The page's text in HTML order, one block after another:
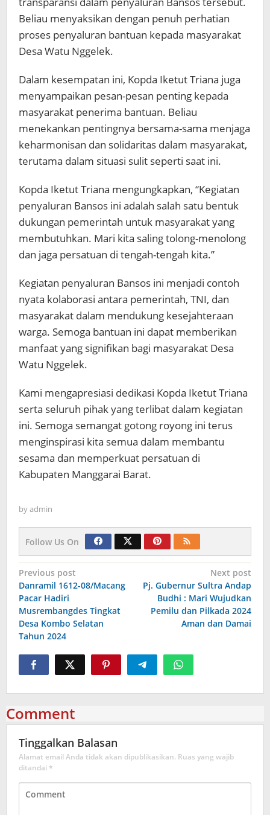
Beliau menyaksikan dengan penuh perhatian
proses penyaluran bantuan kepada masyarakat
Desa Watu Nggelek.
Dalam kesempatan ini, Kopda Iketut Triana juga
menyampaikan pesan-pesan penting kepada
masyarakat penerima bantuan. Beliau
menekankan pentingnya bersama-sama menjaga
keharmonisan dan solidaritas dalam masyarakat,
terutama dalam situasi sulit seperti saat ini.
Kopda Iketut Triana mengungkapkan, “Kegiatan
penyaluran Bansos ini adalah salah satu bentuk
dukungan pemerintah untuk masyarakat yang
membutuhkan. Mari kita saling tolong-menolong
dan jaga persatuan di tengah-tengah kita.”
Kegiatan penyaluran Bansos ini menjadi contoh
nyata kolaborasi antara pemerintah, TNI, dan
masyarakat dalam mendukung kesejahteraan
warga. Semoga bantuan ini dapat memberikan
manfaat yang signifikan bagi masyarakat Desa
Watu Nggelek.
Kami mengapresiasi dedikasi Kopda Iketut Triana
serta seluruh pihak yang terlibat dalam kegiatan
ini. Semoga semangat gotong royong ini terus
menginspirasi kita semua dalam membantu
sesama dan memperkuat persatuan di
Kabupaten Manggarai Barat.
byadmin
Follow Us On
Navigasi
pos
Previous post
Danramil 1612-08/Macang
Pacar Hadiri
Musrembangdes Tingkat
Desa Kombo Selatan
Tahun 2024
Next post
Pj. Gubernur Sultra Andap
Budhi : Mari Wujudkan
Pemilu dan Pilkada 2024
Aman dan Damai
Comment
Tinggalkan Balasan
Alamat email Anda tidak akan dipublikasikan. Ruas yang wajib
ditandai *